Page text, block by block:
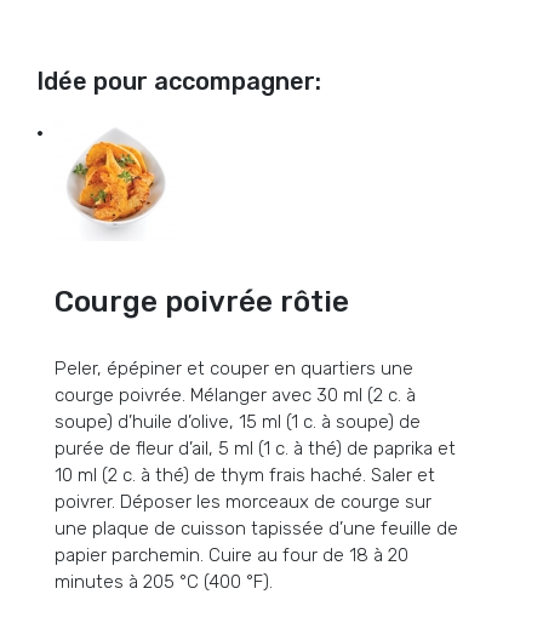
Idée pour accompagner:
Courge poivrée rôtie
Peler, épépiner et couper en quartiers une
courge poivrée. Mélanger avec 30 ml (2 c. à
soupe) d’huile d’olive, 15 ml (1 c. à soupe) de
purée de fleur d’ail, 5 ml (1 c. à thé) de paprika et
10 ml (2 c. à thé) de thym frais haché. Saler et
poivrer. Déposer les morceaux de courge sur
une plaque de cuisson tapissée d’une feuille de
papier parchemin. Cuire au four de 18 à 20
minutes à 205 °C (400 °F).